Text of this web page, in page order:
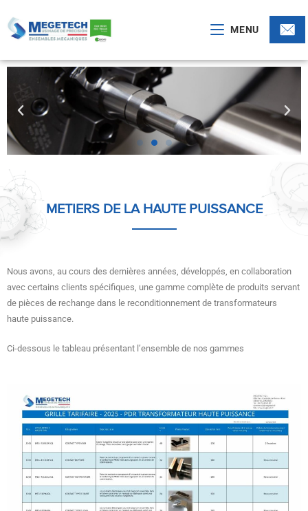
MENU
METIERS DE LA HAUTE PUISSANCE
Nous avons, au cours des dernières années, développés, en collaboration
avec certains clients spécifiques, une gamme complète de produits servant
de pièces de rechange dans le reconditionnement de transformateurs
haute puissance.
Ci-dessous le tableau présentant l’ensemble de nos gammes